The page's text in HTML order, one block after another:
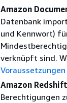
Amazon
Datenbank
und Kennwort)
verknüpft sind.
Amazon
Berechtigungen